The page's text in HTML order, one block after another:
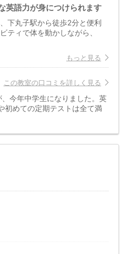
英語力が身につけられます
下丸子駅から徒歩2分と便利
ティで体を動かしながら、
もっと見る
この教室の口コミを詳しく見る
今年中学生になりました。英
初めての定期テストは全て満